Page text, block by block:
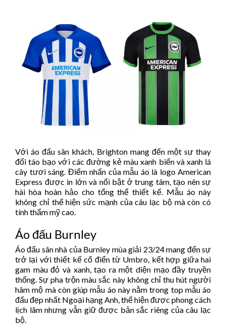
Với áo đấu sân khách, Brighton mang đến một sự thay
đổi táo bạo với các đường kẻ màu xanh biển và xanh lá
cây tươi sáng. Điểm nhấn của mẫu áo là logo American
Express được in lớn và nổi bật ở trung tâm, tạo nên sự
hài hòa hoàn hảo cho tổng thể thiết kế. Mẫu áo này
không chỉ thể hiện sức mạnh của câu lạc bộ mà còn có
tính thẩm mỹ cao.
Áo đấu Burnley
Áo đấu sân nhà của Burnley mùa giải 23/24 mang đến sự
trở lại với thiết kế cổ điển từ Umbro, kết hợp giữa hai
gam màu đỏ và xanh, tạo ra một diện mạo đầy truyền
thống. Sự pha trộn màu sắc này không chỉ thu hút người
hâm mộ mà còn giúp mẫu áo này nằm trong top mẫu áo
đấu đẹp nhất Ngoại hạng Anh, thể hiện được phong cách
lịch lãm nhưng vẫn giữ được bản sắc riêng của câu lạc
bộ.